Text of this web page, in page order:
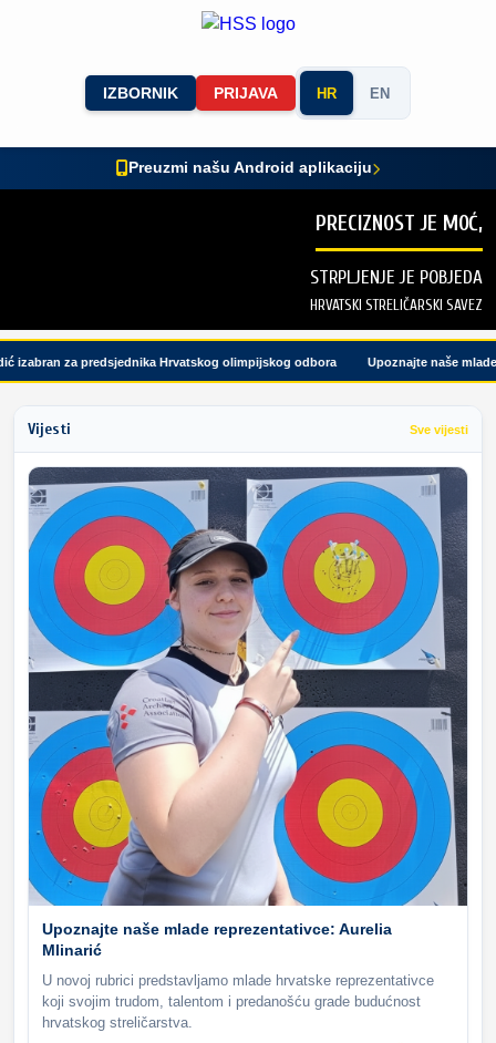
IZBORNIK PRIJAVA HR EN
Preuzmi našu Android aplikaciju
PRECIZNOST JE MOĆ,
STRPLJENJE JE POBJEDA
HRVATSKI STRELIČARSKI SAVEZ
za predsjednika Hrvatskog olimpijskog odbora Upoznajte naše mlade
Vijesti Sve vijesti
Upoznajte naše mlade reprezentativce: Aurelia
Mlinarić
U novoj rubrici predstavljamo mlade hrvatske reprezentativce
koji svojim trudom, talentom i predanošću grade budućnost
hrvatskog streličarstva.